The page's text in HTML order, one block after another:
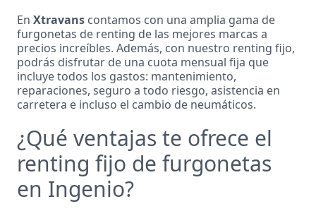
En Xtravans contamos con una amplia gama de
furgonetas de renting de las mejores marcas a
precios increíbles. Además, con nuestro renting fijo,
podrás disfrutar de una cuota mensual fija que
incluye todos los gastos: mantenimiento,
reparaciones, seguro a todo riesgo, asistencia en
carretera e incluso el cambio de neumáticos.
¿Qué ventajas te ofrece el
renting fijo de furgonetas
en Ingenio?